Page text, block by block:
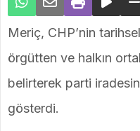
Meriç, CHP’nin
örgütten ve halkın
belirterek parti
gösterdi.